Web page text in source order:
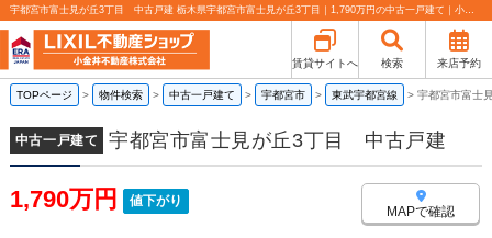
宇都宮市富士見が丘3丁目 中古戸建 栃木県宇都宮市富士見が丘3丁目｜1,790万円の中古一戸建て｜小金井不動産売買部 小山城東店
賃貸サイトへ 検索 来店予約
TOPページ > 物件検索 > 中古一戸建て > 宇都宮市 > 東武宇都宮線 > 宇都宮市富士
中古一戸建て 宇都宮市富士見が丘3丁目 中古戸建
1,790万円 値下がり
MAPで確認